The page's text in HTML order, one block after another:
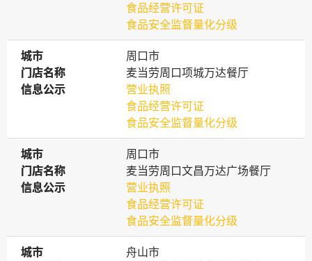
食品经营许可证
食品安全监督量化分级
城市
城市
周口市
门店名称
门店名称
麦当劳周口项城万达餐厅
信息公示
信息公示
营业执照
食品经营许可证
食品安全监督量化分级
城市
城市
周口市
门店名称
门店名称
麦当劳周口文昌万达广场餐厅
信息公示
信息公示
营业执照
食品经营许可证
食品安全监督量化分级
城市
城市
舟山市